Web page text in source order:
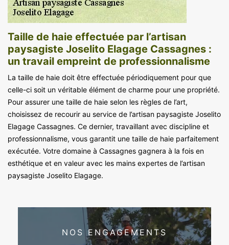
Taille de haie effectuée par l’artisan
paysagiste Joselito Elagage Cassagnes :
un travail empreint de professionnalisme
La taille de haie doit être effectuée périodiquement pour que
celle-ci soit un véritable élément de charme pour une propriété.
Pour assurer une taille de haie selon les règles de l’art,
choisissez de recourir au service de l’artisan paysagiste Joselito
Elagage Cassagnes. Ce dernier, travaillant avec discipline et
professionnalisme, vous garantit une taille de haie parfaitement
exécutée. Votre domaine à Cassagnes gagnera à la fois en
esthétique et en valeur avec les mains expertes de l’artisan
paysagiste Joselito Elagage.
NOS ENGAGEMENTS